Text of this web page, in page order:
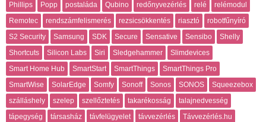
Phillips
Popp postaláda Qubino redőnyvezérlés relé
relémodul
Remotec
rendszámfelismerés rezsicsökkentés riasztó
robotfűnyíró
S2 Security
Samsung SDK Secure Sensative Sensibo
Shelly
Shortcuts
Silicon Labs Siri Sledgehammer
Slimdevices
Smart Home Hub
SmartStart SmartThings
SmartThings Pro
SmartWise
SolarEdge Somfy Sonoff Sonos SONOS
Squeezebox
szálláshely
szelep szellőztetés takarékosság
talajnedvesség
tápegység
társasház távfelügyelet távvezérlés
Távvezérlés.hu